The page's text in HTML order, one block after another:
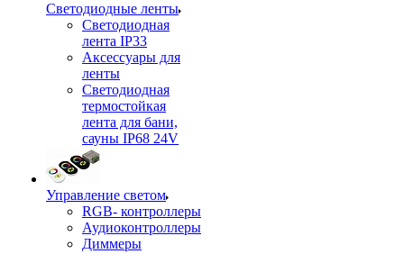
Светодиодные ленты
Светодиодная
лента IP33
Аксессуары для
ленты
Светодиодная
термостойкая
лента для бани,
сауны IP68 24V
Управление светом
RGB- контроллеры
Аудиоконтроллеры
Диммеры